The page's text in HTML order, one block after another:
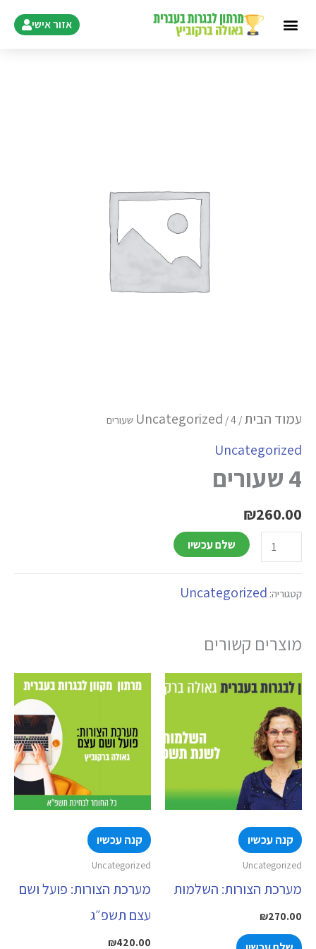
אזור אישי
עמוד הבית /
Uncategorized / 4 שעורים
Uncategorized
4 שעורים
₪260.00
שלם עכשיו
קטגוריה: Uncategorized
מוצרים קשורים
קנה עכשיו
Uncategorized
מערכת הצורות: השלמות
₪270.00
קנה עכשיו
Uncategorized
מערכת הצורות: פועל ושם
עצם תשפ״ג
₪420.00